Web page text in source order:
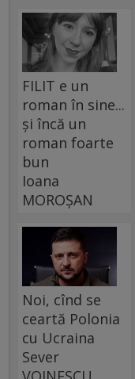
FILIT e un
roman în sine...
și încă un
roman foarte
bun
Ioana
MOROȘAN
Noi, cînd se
ceartă Polonia
cu Ucraina
Sever